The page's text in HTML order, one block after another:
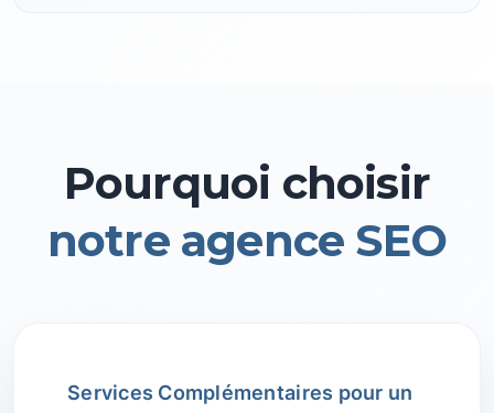
Pourquoi choisir
notre agence SEO
Services Complémentaires pour un